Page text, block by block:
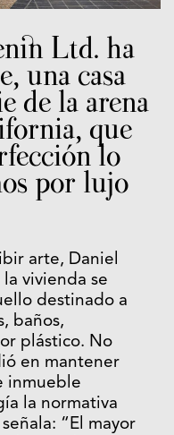
Ltd. ha
una casa
de la arena
que
lo
por lujo
arte, Daniel
vivienda se
destinado a
baños,
plástico. No
en mantener
inmueble
la normativa
“El mayor